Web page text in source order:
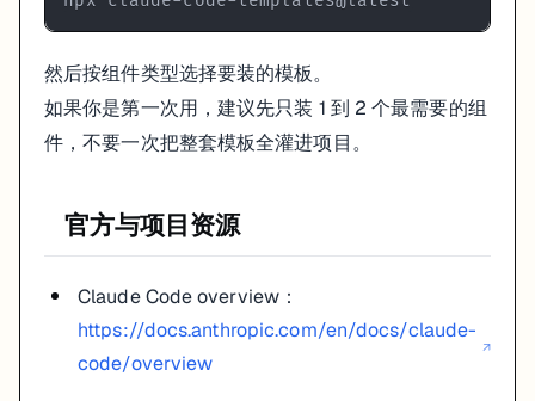
然后按组件类型选择要装的模板。
如果你是第一次用，建议先只装 1 到 2 个最需要的组
件，不要一次把整套模板全灌进项目。
官方与项目资源
Claude Code overview：
https://docs.anthropic.com/en/docs/claude-
code/overview
↗